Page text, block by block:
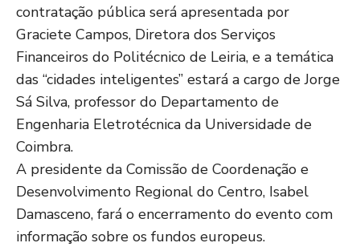
contratação pública será apresentada por
Graciete Campos, Diretora dos Serviços
Financeiros do Politécnico de Leiria, e a temática
das “cidades inteligentes” estará a cargo de Jorge
Sá Silva, professor do Departamento de
Engenharia Eletrotécnica da Universidade de
Coimbra.
A presidente da Comissão de Coordenação e
Desenvolvimento Regional do Centro, Isabel
Damasceno, fará o encerramento do evento com
informação sobre os fundos europeus.